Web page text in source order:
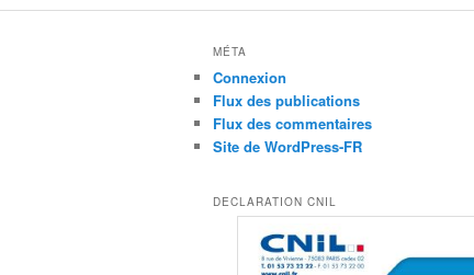
MÉTA
Connexion
Flux des publications
Flux des commentaires
Site de WordPress-FR
DECLARATION CNIL